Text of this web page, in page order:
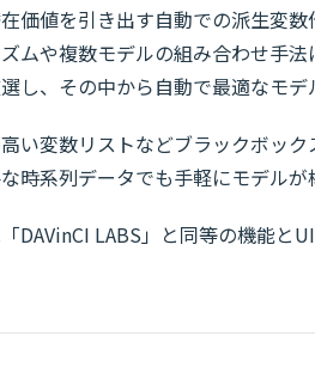
価値を引き出す自動での派生変
ムや複数モデルの組み合わせ手
し、その中から自動で最適なモデ
い変数リストなどブラックボッ
時系列データでも手軽にモデルが
「DAVinCI LABS」と同等の機能と